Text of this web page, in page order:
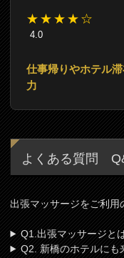
★★★★☆
4.0
仕事帰りやホテル
力
よくある質問
出張マッサージをご利
Q1.出張マッサージと
Q2. 新橋のホテルにも